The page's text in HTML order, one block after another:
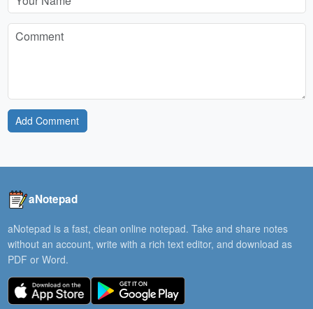
Add Comment
aNotepad
aNotepad is a fast, clean online notepad. Take and share notes
without an account, write with a rich text editor, and download as
PDF or Word.